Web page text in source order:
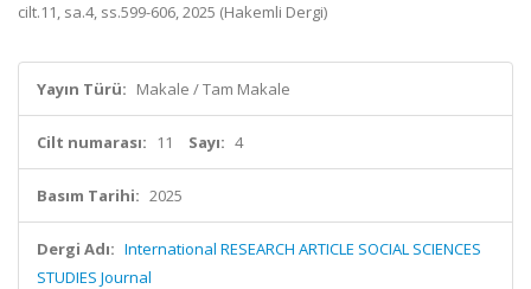
cilt.11, sa.4, ss.599-606, 2025 (Hakemli Dergi)
Yayın Türü: Makale / Tam Makale
Cilt numarası: 11 Sayı: 4
Basım Tarihi: 2025
Dergi Adı: International RESEARCH ARTICLE SOCIAL SCIENCES
STUDIES Journal